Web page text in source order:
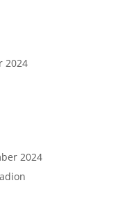
2024
2024